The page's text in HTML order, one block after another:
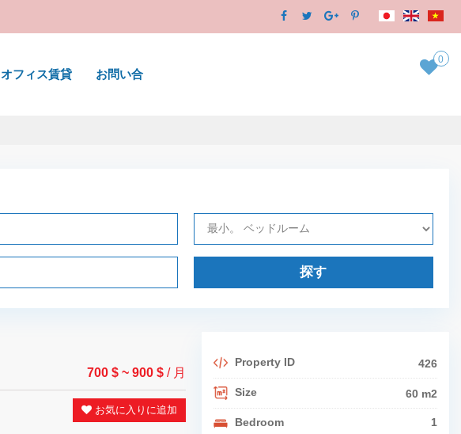
オフィス賃貸 お問い合
0
探す
700 $ ~ 900 $ / 月
お気に入りに追加
Property ID 426
Size 60 m2
Bedroom 1